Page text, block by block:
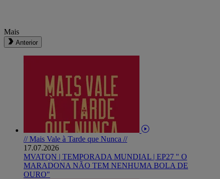
Mais
Anterior
// Mais Vale à Tarde que Nunca //
17.07.2026
MVATQN | TEMPORADA MUNDIAL | EP27 " O
MARADONA NÃO TEM NENHUMA BOLA DE
OURO"